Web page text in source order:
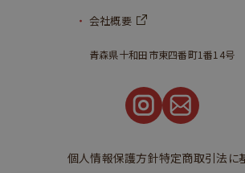
会社概要
青森県十和田市東四番町1番14号
個人情報保護方針特定商取引法に